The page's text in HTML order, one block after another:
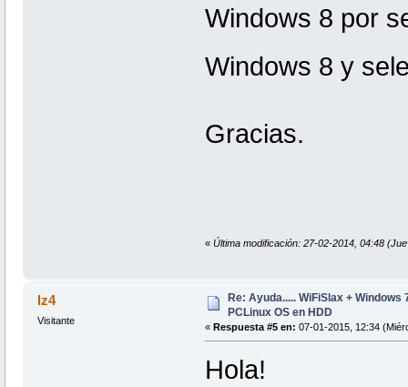
Windows 8 por
Windows 8 y
Gracias.
« Última modificación: 27-02-2014, 04:48
lz4
Visitante
Re: Ayuda..... WiFiSlax + Windows
PCLinux OS en HDD
« Respuesta #5 en: 07-01-2015, 12:34
Hola!